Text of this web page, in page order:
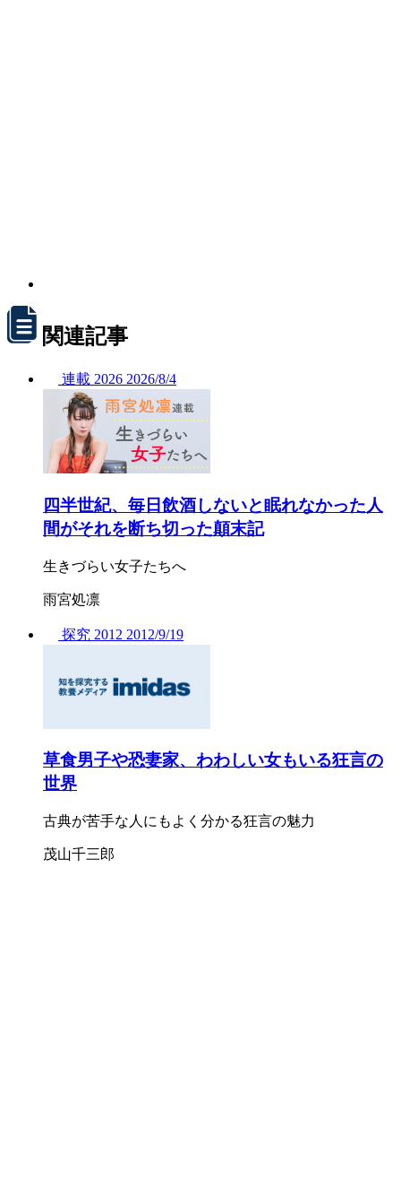
関連記事
連載 2026 2026/8/4
四半世紀、毎日飲酒しないと眠れなかった人
間がそれを断ち切った顛末記
生きづらい女子たちへ
雨宮処凛
探究 2012 2012/9/19
草食男子や恐妻家、わわしい女もいる狂言の
世界
古典が苦手な人にもよく分かる狂言の魅力
茂山千三郎